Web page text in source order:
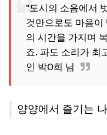
"도시의 소음에서
것만으로도 마음
의 시간을 가지며
죠. 파도 소리가 최
인 박O희 님
양양에서 즐기는